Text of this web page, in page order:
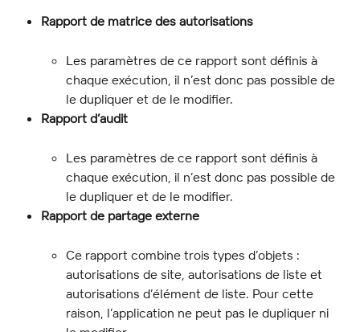
Rapport de matrice des autorisations
Les paramètres de ce rapport sont définis à
chaque exécution, il n’est donc pas possible de
le dupliquer et de le modifier.
Rapport d’audit
Les paramètres de ce rapport sont définis à
chaque exécution, il n’est donc pas possible de
le dupliquer et de le modifier.
Rapport de partage externe
Ce rapport combine trois types d’objets :
autorisations de site, autorisations de liste et
autorisations d’élément de liste. Pour cette
raison, l’application ne peut pas le dupliquer ni